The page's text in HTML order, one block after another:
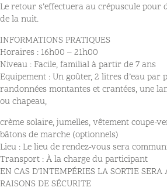
Le retour s’effectuera au crépuscule
de la nuit.
INFORMATIONS PRATIQUES
Horaires : 16h00 – 21h00
Niveau : Facile, familial à partir de 7 ans
Equipement : Un goûter, 2 litres d’eau par
randonnées montantes et crantées, une
ou chapeau,
crème solaire, jumelles, vêtement coupe-
bâtons de marche (optionnels)
Lieu : Le lieu de rendez-vous sera
Transport : À la charge du participant
EN CAS D’INTEMPÉRIES LA SORTIE
RAISONS DE SÉCURITE